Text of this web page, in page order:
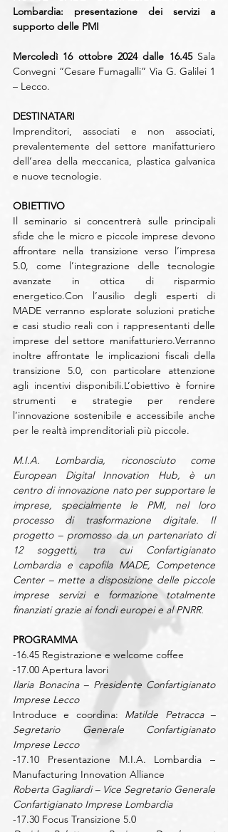
Lombardia: presentazione dei servizi a
supporto delle PMI
Mercoledì 16 ottobre 2024 dalle 16.45 Sala
Convegni “Cesare Fumagalli” Via G. Galilei 1
– Lecco.
DESTINATARI
Imprenditori, associati e non associati,
prevalentemente del settore manifatturiero
dell’area della meccanica, plastica galvanica
e nuove tecnologie.
OBIETTIVO
Il seminario si concentrerà sulle principali
sfide che le micro e piccole imprese devono
affrontare nella transizione verso l’impresa
5.0, come l’integrazione delle tecnologie
avanzate in ottica di risparmio
energetico.Con l’ausilio degli esperti di
MADE verranno esplorate soluzioni pratiche
e casi studio reali con i rappresentanti delle
imprese del settore manifatturiero.Verranno
inoltre affrontate le implicazioni fiscali della
transizione 5.0, con particolare attenzione
agli incentivi disponibili.L’obiettivo è fornire
strumenti e strategie per rendere
l’innovazione sostenibile e accessibile anche
per le realtà imprenditoriali più piccole.
M.I.A. Lombardia, riconosciuto come
European Digital Innovation Hub, è un
centro di innovazione nato per supportare le
imprese, specialmente le PMI, nel loro
processo di trasformazione digitale. Il
progetto – promosso da un partenariato di
12 soggetti, tra cui Confartigianato
Lombardia e capofila MADE, Competence
Center – mette a disposizione delle piccole
imprese servizi e formazione totalmente
finanziati grazie ai fondi europei e al PNRR.
PROGRAMMA
-16.45 Registrazione e welcome coffee
-17.00 Apertura lavori
Ilaria Bonacina – Presidente Confartigianato
Imprese Lecco
Introduce e coordina: Matilde Petracca –
Segretario Generale Confartigianato
Imprese Lecco
-17.10 Presentazione M.I.A. Lombardia –
Manufacturing Innovation Alliance
Roberta Gagliardi – Vice Segretario Generale
Confartigianato Imprese Lombardia
-17.30 Focus Transizione 5.0